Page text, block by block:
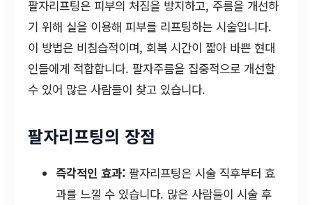
팔자리프팅은 피부의 처짐을 방지하고, 주름을 개선하
기 위해 실을 이용해 피부를 리프팅하는 시술입니다.
이 방법은 비침습적이며, 회복 시간이 짧아 바쁜 현대
인들에게 적합합니다. 팔자주름을 집중적으로 개선할
수 있어 많은 사람들이 찾고 있습니다.
팔자리프팅의 장점
즉각적인 효과: 팔자리프팅은 시술 직후부터 효
과를 느낄 수 있습니다. 많은 사람들이 시술 후